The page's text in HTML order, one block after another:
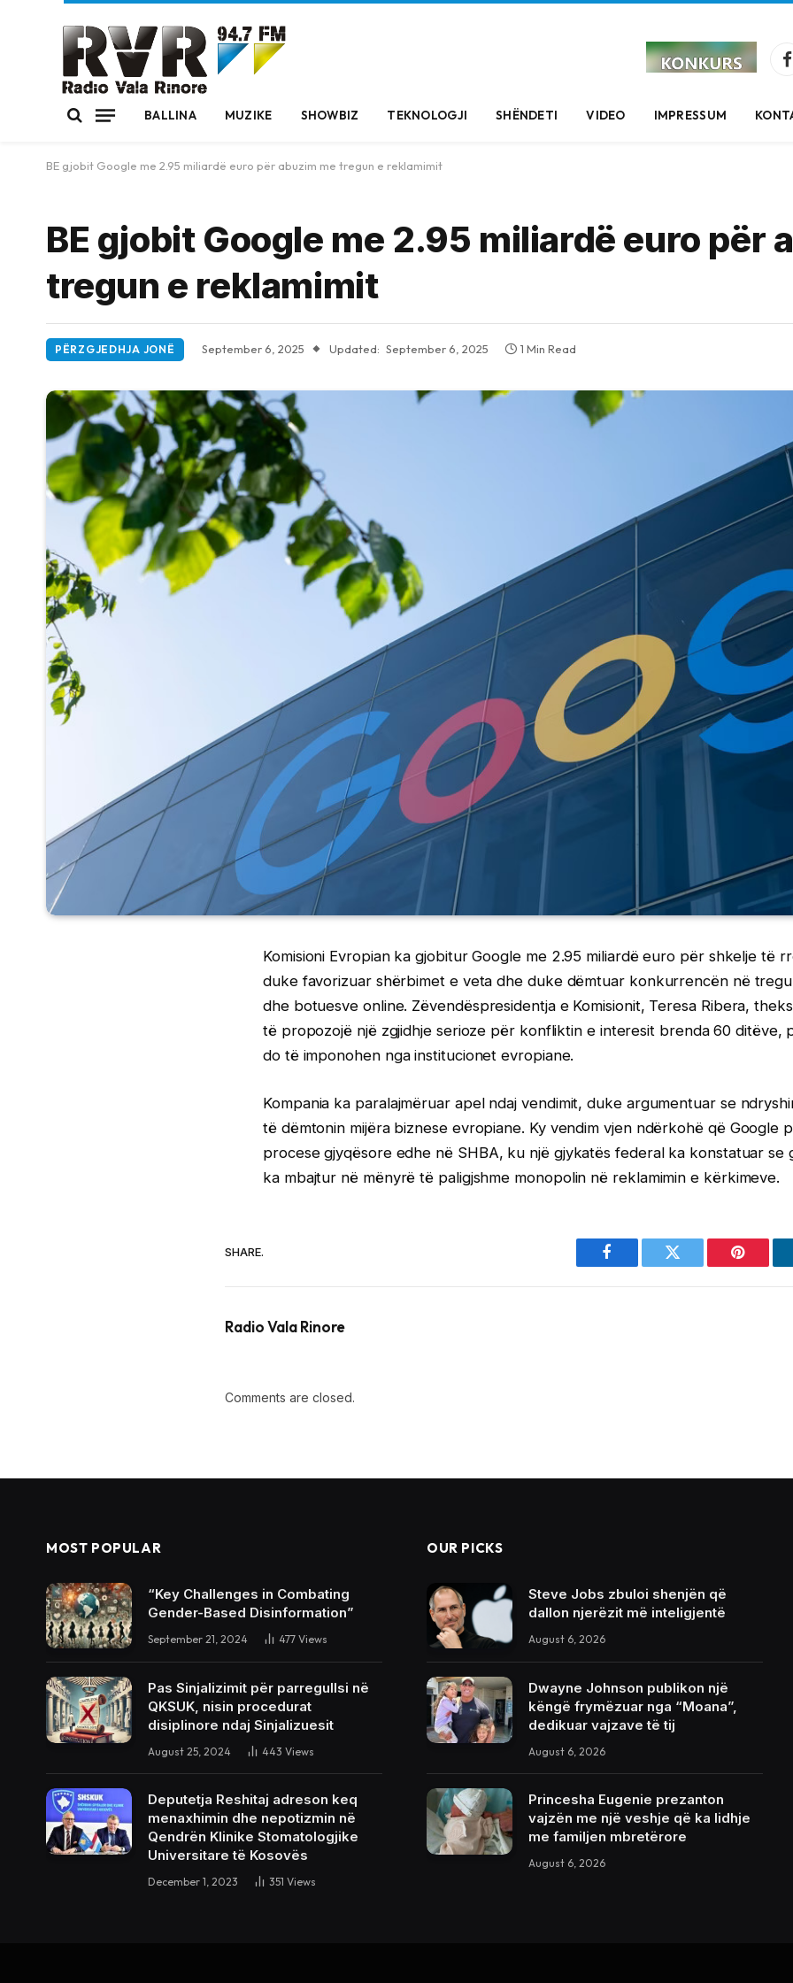
BALLINA MUZIKE SHOWBIZ TEKNOLOGJI SHËNDETI VIDEO IMPRESSUM
BE gjobit Google me 2.95 miliardë euro për abuzim me tregun e reklamimit
BE gjobit Google me 2.95 miliardë euro për
tregun e reklamimit
PËRZGJEDHJA JONË September 6, 2025 Updated: September 6, 2025 1 Min Read
Komisioni Evropian ka gjobitur Google me 2.95 miliardë euro për shkelje të
duke favorizuar shërbimet e veta dhe duke dëmtuar konkurrencën në
dhe botuesve online. Zëvendëspresidentja e Komisionit, Teresa Ribera,
të propozojë një zgjidhje serioze për konfliktin e interesit brenda 60 ditëve,
do të imponohen nga institucionet evropiane.
Kompania ka paralajmëruar apel ndaj vendimit, duke argumentuar se
të dëmtonin mijëra biznese evropiane. Ky vendim vjen ndërkohë që Google
procese gjyqësore edhe në SHBA, ku një gjykatës federal ka konstatuar se
ka mbajtur në mënyrë të paligjshme monopolin në reklamimin e kërkimeve.
SHARE.
Facebook Twitter Pinterest
Radio Vala Rinore
Comments are closed.
MOST POPULAR
“Key Challenges in Combating
Gender-Based Disinformation”
September 21, 2024 477 Views
Pas Sinjalizimit për parregullsi në
QKSUK, nisin procedurat
disiplinore ndaj Sinjalizuesit
August 25, 2024 443 Views
Deputetja Reshitaj adreson keq
menaxhimin dhe nepotizmin në
Qendrën Klinike Stomatologjike
Universitare të Kosovës
December 1, 2023 351 Views
OUR PICKS
Steve Jobs zbuloi shenjën që
dallon njerëzit më inteligjentë
August 6, 2026
Dwayne Johnson publikon një
këngë frymëzuar nga “Moana”,
dedikuar vajzave të tij
August 6, 2026
Princesha Eugenie prezanton
vajzën me një veshje që ka lidhje
me familjen mbretërore
August 6, 2026